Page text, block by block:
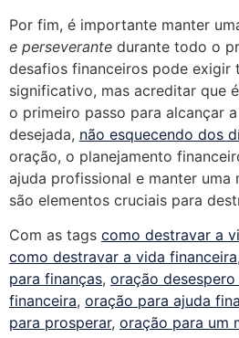
Por fim, é importante manter
e perseverante durante todo o
desafios financeiros pode exigir
significativo, mas acreditar que
o primeiro passo para alcançar
desejada, não esquecendo dos
oração, o planejamento
ajuda profissional e manter uma
são elementos cruciais para
Com as tags como destravar a
como destravar a vida financeira,
para finanças, oração
financeira, oração para ajuda
para prosperar, oração para um